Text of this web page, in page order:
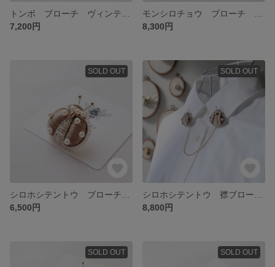
7,200円
8,300円
SOLD OUT
6,500円
SOLD OUT
8,800円
SOLD OUT SOLD OUT